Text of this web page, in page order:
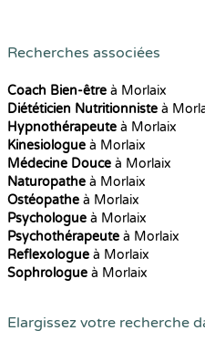
Recherches associées
Coach Bien-être à Morlaix
Diététicien Nutritionniste à
Hypnothérapeute à Morlaix
Kinesiologue à Morlaix
Médecine Douce à Morlaix
Naturopathe à Morlaix
Ostéopathe à Morlaix
Psychologue à Morlaix
Psychothérapeute à Morlaix
Reflexologue à Morlaix
Sophrologue à Morlaix
Elargissez votre recherche